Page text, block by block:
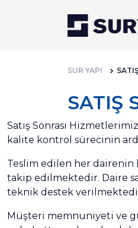
SUR YAPI
SATIŞ
Satış Sonrası
kalite kontrol sürecinin
Teslim edilen her dairenin
takip edilmektedir. Daire
teknik destek
Müşteri memnuniyeti ve